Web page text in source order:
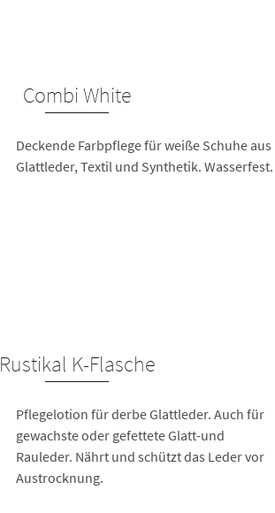
Combi White
Deckende Farbpflege für weiße Schuhe aus
Glattleder, Textil und Synthetik. Wasserfest.
Rustikal K-Flasche
Pflegelotion für derbe Glattleder. Auch für
gewachste oder gefettete Glatt-und
Rauleder. Nährt und schützt das Leder vor
Austrocknung.